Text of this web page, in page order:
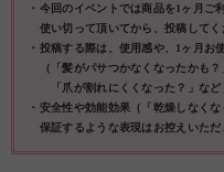
・今回のイベントでは商品を1ヶ月ご
使い切って頂いてから、投稿してく
・投稿する際は、使用感や、1ヶ月お
（「髪がパサつかなくなったかも？
「爪が割れにくくなった？」など
・安全性や効能効果（「乾燥しなく
保証するような表現はお控えいただ